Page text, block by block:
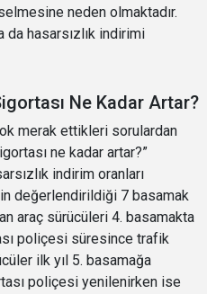
neden olmaktadır.
da hasarsızlık indirimi
Ne Kadar Artar?
merak ettikleri sorulardan
ne kadar artar?”
indirim oranları
değerlendirildiği 7 basamak
araç sürücüleri 4. basamakta
poliçesi süresince trafik
ilk yıl 5. basamağa
poliçesi yenilenirken ise